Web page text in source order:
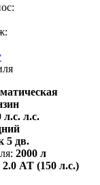
л.с. л.с.
5 дв.
2000 л
2.0 AT (150 л.с.)